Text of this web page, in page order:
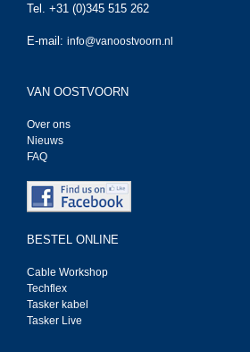
Tel. +31 (0)345 515 262
E-mail: info@vanoostvoorn.nl
VAN OOSTVOORN
Over ons
Nieuws
FAQ
BESTEL ONLINE
Cable Workshop
Techflex
Tasker kabel
Tasker Live